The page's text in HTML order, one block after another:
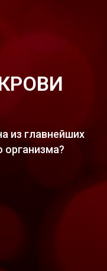
из главнейших